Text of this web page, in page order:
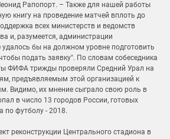
Рапопорт. – Также для нашей работы
книгу на проведение матчей вплоть до
всех министерств и ведомств
и, разумеется, администрации
удалось бы на должном уровне подготовить
подать заявку". По словам собеседника
ФИФА трижды проверяли Средний Урал на
предъявляемым этой организацией к
Видимо, их мнение сыграло свою роль в
в число 13 городов России, готовых
по футболу - 2018.
реконструкции Центрального стадиона в